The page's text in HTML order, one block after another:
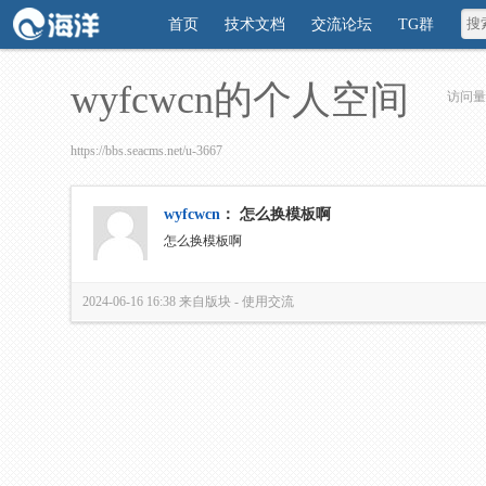
首页 技术文档 交流论坛 TG群
wyfcwcn的个人空间 访问量
https://bbs.seacms.net/u-3667
wyfcwcn ： 怎么换模板啊
怎么换模板啊
2024-06-16 16:38 来自版块 - 使用交流